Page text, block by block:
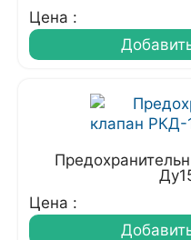
Цена :
Цена :